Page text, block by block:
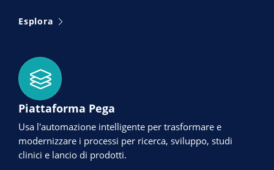
Esplora
Piattaforma Pega
Usa l'automazione intelligente per trasformare e
modernizzare i processi per ricerca, sviluppo, studi
clinici e lancio di prodotti.